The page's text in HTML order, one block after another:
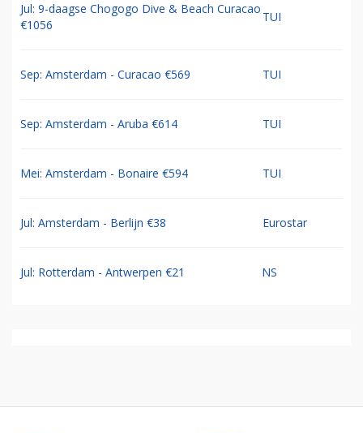
Jul: 9-daagse Chogogo Dive & Beach Curacao
€1056
TUI
Sep: Amsterdam - Curacao €569 TUI
Sep: Amsterdam - Aruba €614 TUI
Mei: Amsterdam - Bonaire €594 TUI
Jul: Amsterdam - Berlijn €38 Eurostar
Jul: Rotterdam - Antwerpen €21 NS